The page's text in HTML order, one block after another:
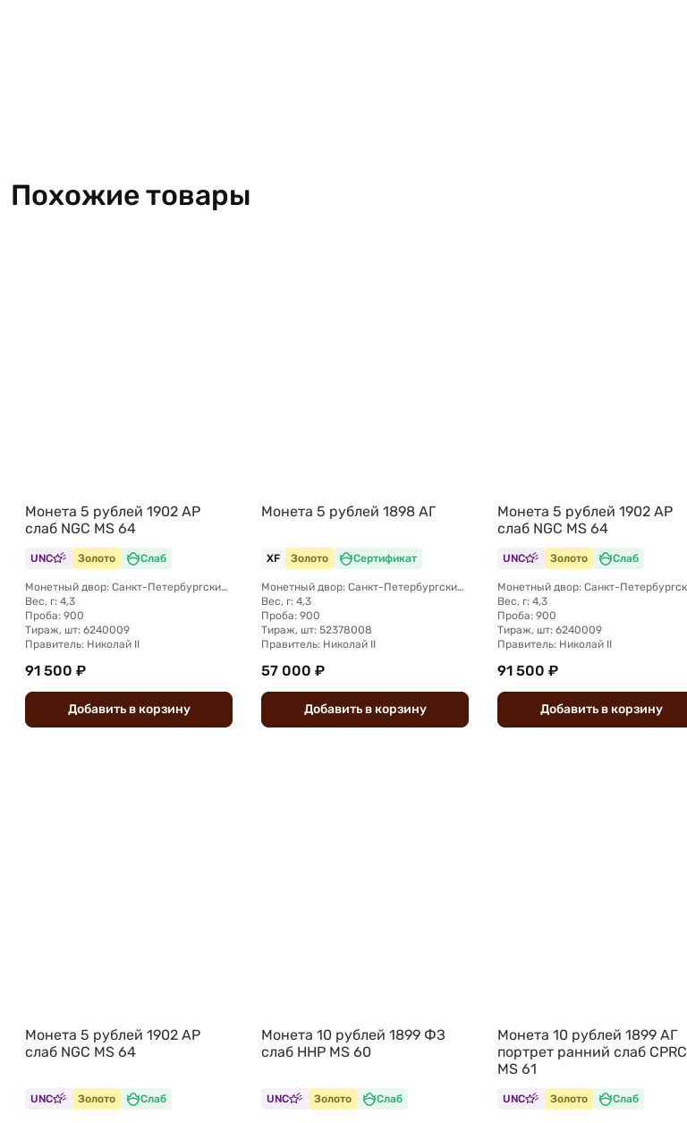
Похожие товары
Монета 5 рублей 1902 АР
слаб NGC MS 64
UNC Золото Слаб
Монетный двор: Санкт-Петербургский монетный двор
Вес, г: 4,3
Проба: 900
Тираж, шт: 6240009
Правитель: Николай II
91 500 ₽
Добавить вкорзину
Монета 5 рублей 1898 АГ
XF Золото Сертификат
Монетный двор: Санкт-Петербургский монетный двор
Вес, г: 4,3
Проба: 900
Тираж, шт: 52378008
Правитель: Николай II
57 000 ₽
Добавить вкорзину
Монета 5 рублей 1902 АР
слаб NGC MS 64
UNC Золото Слаб
Вес, г: 4,3
Проба: 900
Тираж, шт: 6240009
Правитель: Николай II
91 500 ₽
Добавить вкорзину
Монета 5 рублей 1902 АР
слаб NGC MS 64
UNC Золото Слаб
Монета 10 рублей 1899 ФЗ
слаб ННР MS 60
UNC Золото Слаб
Монета 10 рублей 1899 АГ
портрет ранний слаб CPRC
MS 61
UNC Золото Слаб